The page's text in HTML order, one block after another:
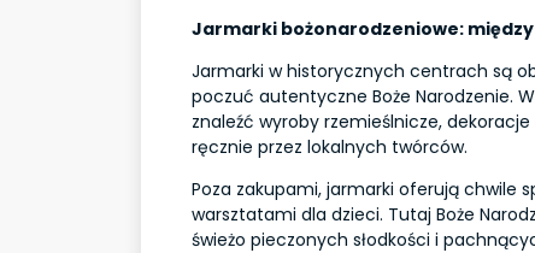
Jarmarki bożonarodzeniowe:
Jarmarki w historycznych centrach są
poczuć autentyczne Boże Narodzenie.
znaleźć wyroby rzemieślnicze,
ręcznie przez lokalnych twórców.
Poza zakupami, jarmarki oferują chwile
warsztatami dla dzieci. Tutaj Boże
świeżo pieczonych słodkości i